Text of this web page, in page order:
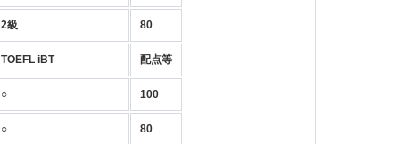
2級 80
TOEFL iBT 配点等
○ 100
○ 80